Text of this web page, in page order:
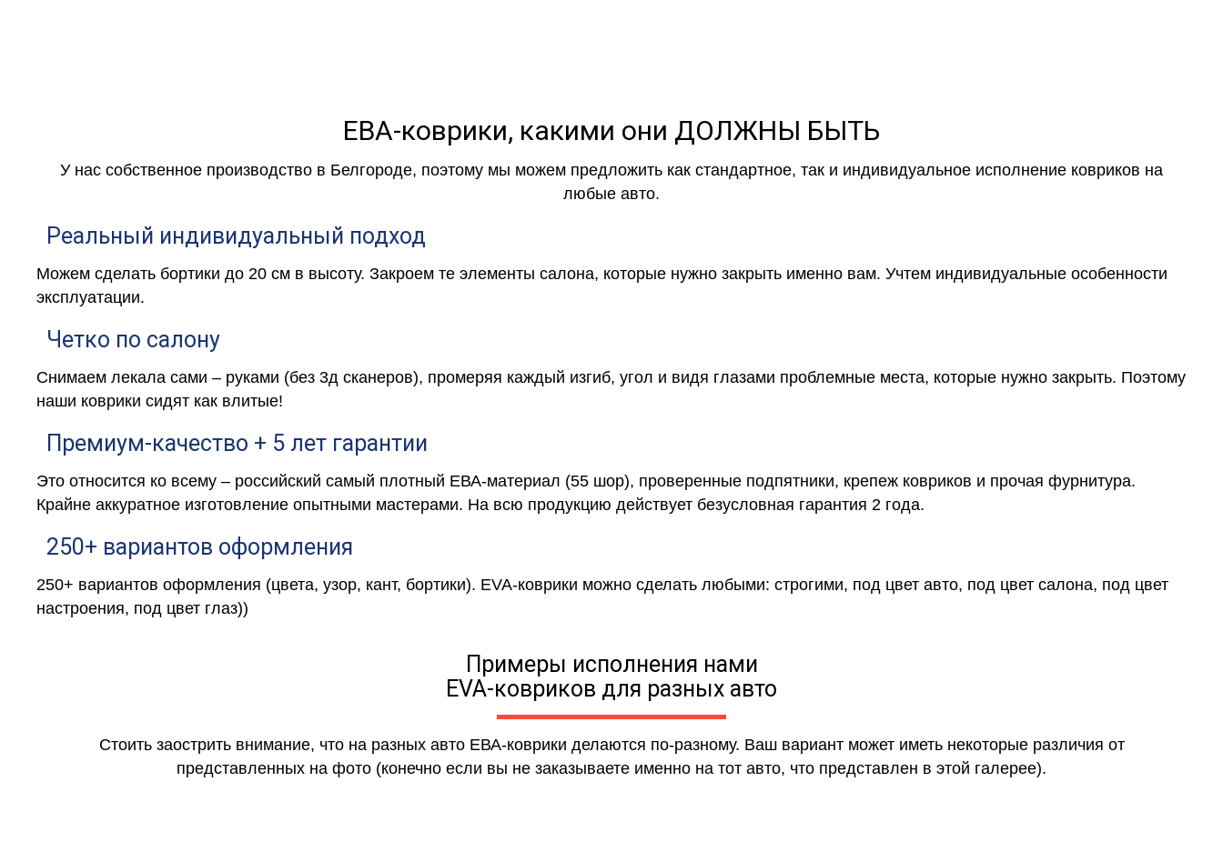
ЕВА-коврики, какими они ДОЛЖНЫ БЫТЬ
У нас собственное производство в Белгороде, поэтому мы можем предложить как стандартное, так и индивидуальное исполнение ковриков на
любые авто.
Реальный индивидуальный подход
Можем сделать бортики до 20 см в высоту. Закроем те элементы салона, которые нужно закрыть именно вам. Учтем индивидуальные особенности
эксплуатации.
Четко по салону
Снимаем лекала сами – руками (без 3д сканеров), промеряя каждый изгиб, угол и видя глазами проблемные места, которые нужно закрыть. Поэтому
наши коврики сидят как влитые!
Премиум-качество + 5 лет гарантии
Это относится ко всему – российский самый плотный ЕВА-материал (55 шор), проверенные подпятники, крепеж ковриков и прочая фурнитура.
Крайне аккуратное изготовление опытными мастерами. На всю продукцию действует безусловная гарантия 2 года.
250+ вариантов оформления
250+ вариантов оформления (цвета, узор, кант, бортики). EVA-коврики можно сделать любыми: строгими, под цвет авто, под цвет салона, под цвет
настроения, под цвет глаз))
Примеры исполнения нами
EVA-ковриков для разных авто
Стоить заострить внимание, что на разных авто ЕВА-коврики делаются по-разному. Ваш вариант может иметь некоторые различия от
представленных на фото (конечно если вы не заказываете именно на тот авто, что представлен в этой галерее).